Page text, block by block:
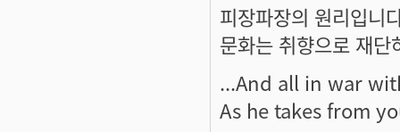
피장파장의 원리입니
문화는 취향으로 재
...And all in war
As he takes from